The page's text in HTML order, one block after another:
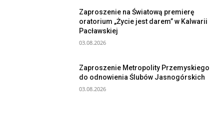
Zaproszenie na Światową premierę
oratorium „Życie jest darem” w Kalwarii
Pacławskiej
03.08.2026
Zaproszenie Metropolity Przemyskiego
do odnowienia Ślubów Jasnogórskich
03.08.2026